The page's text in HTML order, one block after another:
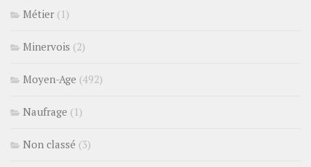
Métier (1)
Minervois (2)
Moyen-Age (492)
Naufrage (1)
Non classé (3)